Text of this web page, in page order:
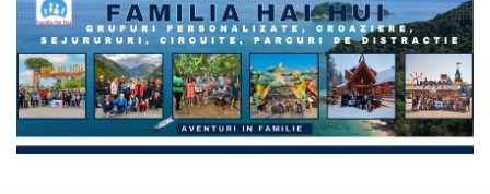
The form you have selected does not exist.